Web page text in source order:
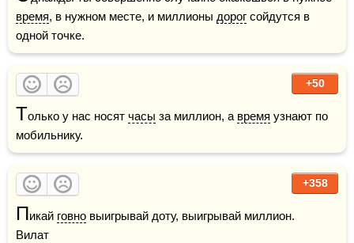
время, в нужном месте, и миллионы дорог сойдутся в
одной точке.
+50
Только у нас носят часы за миллион, а время узнают по
мобильнику.
+358
Пикай говно выигрывай доту, выигрывай миллион.
Вилат